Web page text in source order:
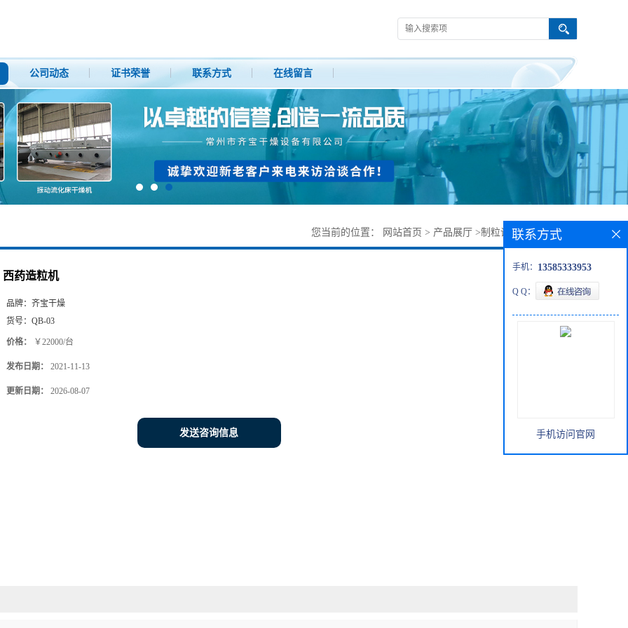
公司动态 证书荣誉 联系方式 在线留言
您当前的位置： 网站首页 > 产品展厅 >制粒设备>西药造粒机
西药造粒机
品牌： 齐宝干燥
货号： QB-03
价格： ￥22000/台
发布日期： 2021-11-13
更新日期： 2026-08-07
发送咨询信息
联系方式
手机： 13585333953
Q Q：
手机访问官网